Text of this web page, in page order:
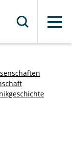
Menü